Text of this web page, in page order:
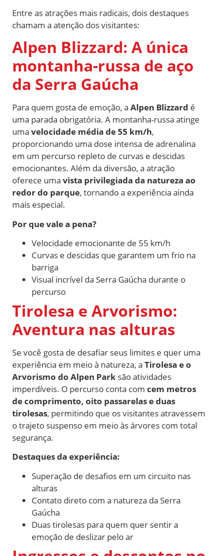
Entre as atrações mais radicais, dois destaques
chamam a atenção dos visitantes:
Alpen Blizzard: A única
montanha-russa de aço
da Serra Gaúcha
Para quem gosta de emoção, a Alpen Blizzard é
uma parada obrigatória. A montanha-russa atinge
uma velocidade média de 55 km/h,
proporcionando uma dose intensa de adrenalina
em um percurso repleto de curvas e descidas
emocionantes. Além da diversão, a atração
oferece uma vista privilegiada da natureza ao
redor do parque, tornando a experiência ainda
mais especial.
Por que vale a pena?
Velocidade emocionante de 55 km/h
Curvas e descidas que garantem um frio na
barriga
Visual incrível da Serra Gaúcha durante o
percurso
Tirolesa e Arvorismo:
Aventura nas alturas
Se você gosta de desafiar seus limites e quer uma
experiência em meio à natureza, a Tirolesa e o
Arvorismo do Alpen Park são atividades
imperdíveis. O percurso conta com cem metros
de comprimento, oito passarelas e duas
tirolesas, permitindo que os visitantes atravessem
o trajeto suspenso em meio às árvores com total
segurança.
Destaques da experiência:
Superação de desafios em um circuito nas
alturas
Contato direto com a natureza da Serra
Gaúcha
Duas tirolesas para quem quer sentir a
emoção de deslizar pelo ar